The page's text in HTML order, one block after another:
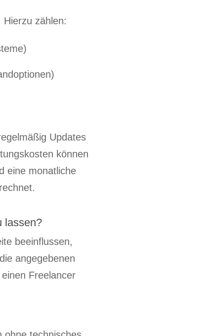
zählen:
Updates
können
eine monatliche
lassen?
beeinflussen,
angegebenen
Freelancer